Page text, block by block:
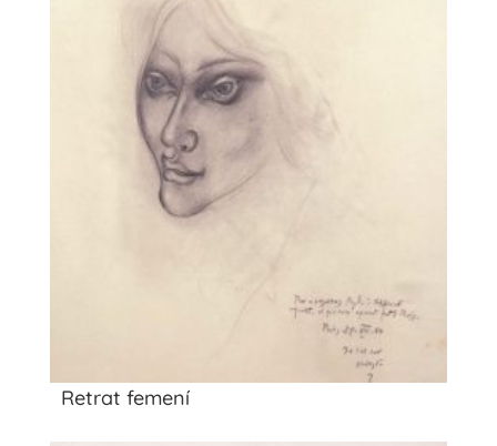
Retrat femení